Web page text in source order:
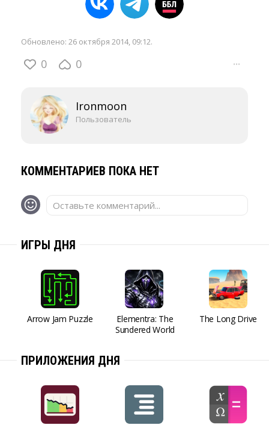
Обновлено: 26 октября 2014, 09:12.
0 0 ···
Ironmoon
Пользователь
КОММЕНТАРИЕВ ПОКА НЕТ
Оставьте комментарий...
ИГРЫ ДНЯ
Arrow Jam Puzzle
Elementra: The
Sundered World
The Long Drive
ПРИЛОЖЕНИЯ ДНЯ